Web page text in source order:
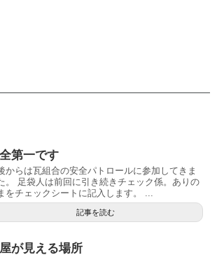
第一です
からは瓦組合の安全パトロールに参加してきま
。 足袋人は前回に引き続きチェック係。ありの
をチェックシートに記入します。 ...
記事を読む
が見える場所